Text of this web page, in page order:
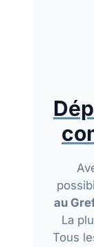
au
La
Tous